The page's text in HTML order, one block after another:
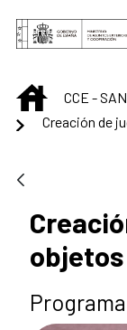
Saltar al
INICIO
CCE -
Creación de